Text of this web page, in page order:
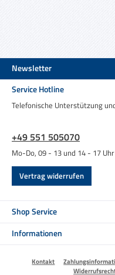
Newsletter
Service Hotline
Telefonische Unterstützung
+49 551 505070
Mo-Do, 09 - 13 und 14 - 17 Uhr
Vertrag widerrufen
Shop Service
Informationen
Kontakt